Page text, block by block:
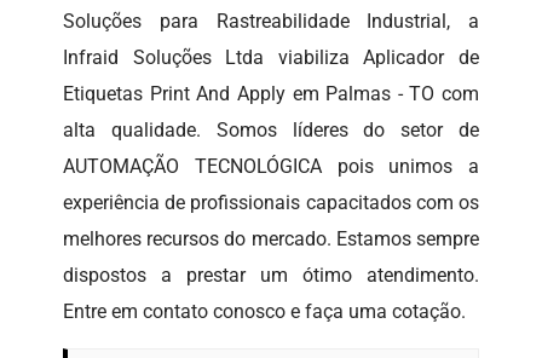
Soluções para Rastreabilidade Industrial, a
Infraid Soluções Ltda viabiliza Aplicador de
Etiquetas Print And Apply em Palmas - TO com
alta qualidade. Somos líderes do setor de
AUTOMAÇÃO TECNOLÓGICA pois unimos a
experiência de profissionais capacitados com os
melhores recursos do mercado. Estamos sempre
dispostos a prestar um ótimo atendimento.
Entre em contato conosco e faça uma cotação.